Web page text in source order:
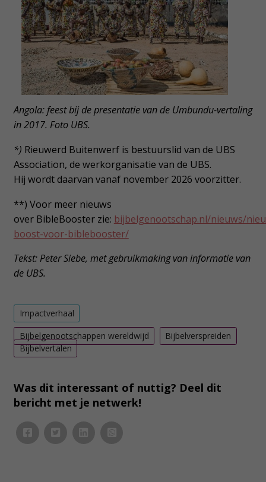
Angola: feest bij de presentatie van de Umbundu-vertaling
in 2017. Foto UBS.
*) Rieuwerd Buitenwerf is bestuurslid van de UBS
Association, de werkorganisatie van de UBS.
Hij wordt daarvan vanaf november 2026 voorzitter.
**) Voor meer nieuws
over BibleBooster zie: bijbelgenootschap.nl/nieuws/
boost-voor-biblebooster/
Tekst: Peter Siebe, met gebruikmaking van informatie van
de UBS.
Impactverhaal
Bijbelgenootschappen wereldwijd
Bijbelverspreiden
Bijbelvertalen
Was dit interessant of nuttig? Deel dit
bericht met je netwerk!